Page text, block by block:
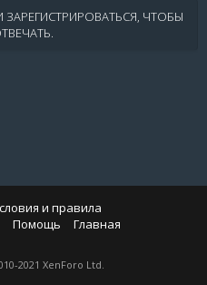
ЧТОБЫ
и правила
Помощь
Главная
2021 XenForo Ltd.